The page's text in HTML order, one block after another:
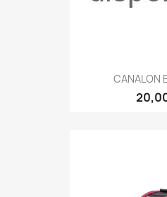
CANALON